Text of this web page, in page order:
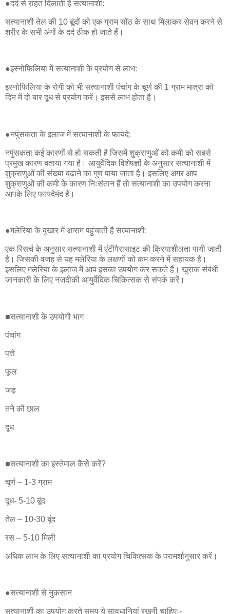
●दर्द से राहत दिलाती है सत्यानाशी:
सत्यानाशी तेल की 10 बूंदों को एक ग्राम सोंठ के साथ मिलाकर सेवन करने से
शरीर के सभी अंगों के दर्द ठीक हो जाते हैं।
●इस्नोफिलिया में सत्यानाशी के प्रयोग से लाभ:
इस्नोफिलिया के रोगी को भी सत्यानाशी पंचांग के चूर्ण की 1 ग्राम मात्रा को
दिन में दो बार दूध से प्रयोग करें। इससे लाभ होता है।
●नपुंसकता के इलाज में सत्यानाशी के फायदे:
नपुंसकता कई कारणों से हो सकती है जिसमें शुक्राणुओं को कमी को सबसे
प्रमुख कारण बताया गया है। आयुर्वेदिक विशेषज्ञों के अनुसार सत्यानाशी में
शुक्राणुओं की संख्या बढ़ाने का गुण पाया जाता है। इसलिए अगर आप
शुक्राणुओं की कमी के कारण निःसंतान हैं तो सत्यानाशी का उपयोग करना
आपके लिए फायदेमंद है।
●मलेरिया के बुखार में आराम पहुंचाती है सत्यानाशी:
एक रिसर्च के अनुसार सत्यानाशी में एंटीपैरासाइट की क्रियाशीलता पायी जाती
है। जिसकी वजह से यह मलेरिया के लक्षणों को कम करने में सहायक है।
इसलिए मलेरिया के इलाज में आप इसका उपयोग कर सकते हैं। खुराक संबंधी
जानकारी के लिए नजदीकी आयुर्वेदिक चिकित्सक से संपर्क करें।
■सत्यानाशी के उपयोगी भाग
पंचांग
पत्ते
फूल
जड़
तने की छाल
दूध
■सत्यानाशी का इस्तेमाल कैसे करें?
चूर्ण – 1-3 ग्राम
दूध- 5-10 बूंद
तेल – 10-30 बूंद
रस – 5-10 मिली
अधिक लाभ के लिए सत्यानाशी का प्रयोग चिकित्सक के परामर्शानुसार करें।
●सत्यानाशी से नुकसान
सत्यानाशी का उपयोग करते समय ये सावधानियां रखनी चाहिएः-